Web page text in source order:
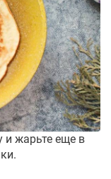
и жарьте еще в